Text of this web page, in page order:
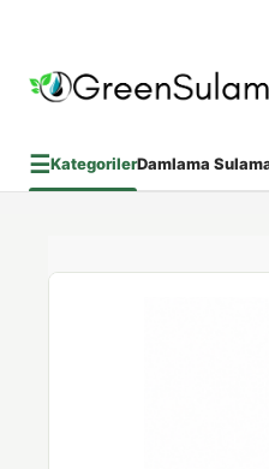
☰KategorilerDamlama